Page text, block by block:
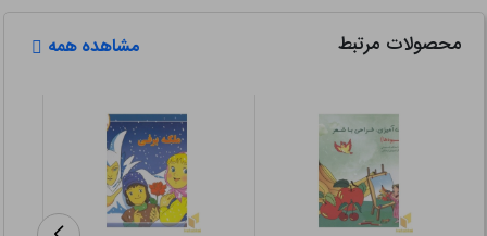
محصولات مرتبط مشاهده همه